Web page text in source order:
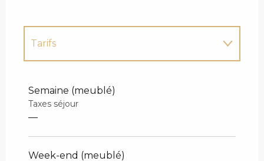
Tarifs
Semaine (meublé)
Taxes séjour
—
Week-end (meublé)